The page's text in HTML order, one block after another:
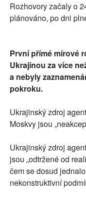
Rozhovory začaly o
plánováno, po dni
První přímé mírové
Ukrajinou za více
a nebyly
pokroku.
Ukrajinský zdroj
Moskvy jsou
Ukrajinský zdroj
jsou „odtržené od
čem se dosud
nekonstruktivní